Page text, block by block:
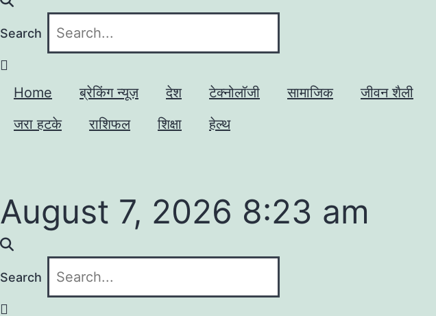
Search
Home ब्रेकिंग न्यूज़ देश टेक्नोलॉजी सामाजिक जीवन शैली
जरा हटके
राशिफल शिक्षा हेल्थ
August 7, 2026 8:23 am
Search